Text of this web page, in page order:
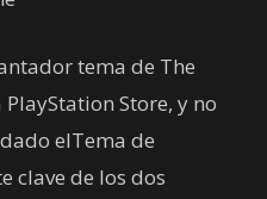
tema de The
Store, y no
elTema de
clave de los dos